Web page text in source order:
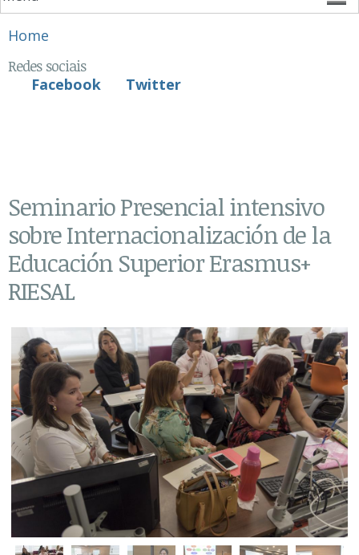
You are here
Home
Redes sociais
Facebook
Twitter
Seminario Presencial intensivo
sobre Internacionalización de la
Educación Superior Erasmus+
RIESAL